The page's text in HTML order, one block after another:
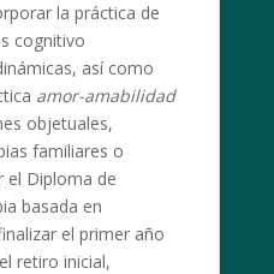
la práctica de
cognitivo
así como
amor-amabilidad
objetuales,
familiares o
el Diploma de
basada en
el primer año
retiro inicial,